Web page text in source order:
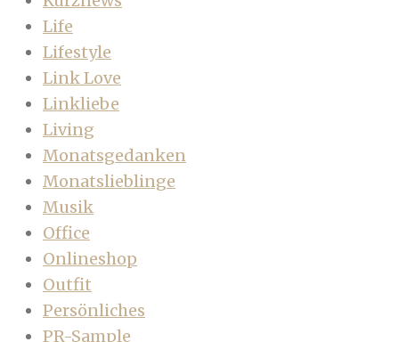
Life
Lifestyle
Link Love
Linkliebe
Living
Monatsgedanken
Monatslieblinge
Musik
Office
Onlineshop
Outfit
Persönliches
PR-Sample